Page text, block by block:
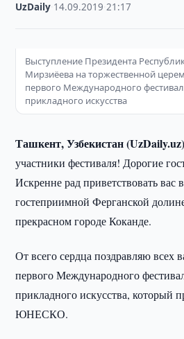
UzDaily 14.09.2019 ·21:17
Выступление Президента
Мирзиёева на торжественной
первого Международного
прикладного искусства
Ташкент, Узбекистан
участники фестиваля! Дорогие
Искренне рад приветствовать
гостеприимной Ферганской
прекрасном городе Коканде.
От всего сердца поздравляю всех
первого Международного
прикладного искусства, который
ЮНЕСКО.